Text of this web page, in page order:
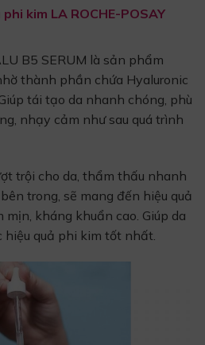
kim LA ROCHE-POSAY
B5 SERUM là sản phẩm
thành phần chứa Hyaluronic
tái tạo da nhanh chóng, phù
nhạy cảm như sau quá trình
trội cho da, thẩm thấu nhanh
trong, sẽ mang đến hiệu quả
mịn, kháng khuẩn cao. Giúp da
quả phi kim tốt nhất.